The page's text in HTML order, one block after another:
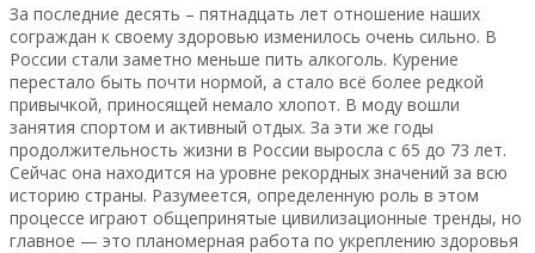
За последние десять – пятнадцать лет отношение наших
сограждан к своему здоровью изменилось очень сильно. В
России стали заметно меньше пить алкоголь. Курение
перестало быть почти нормой, а стало всё более редкой
привычкой, приносящей немало хлопот. В моду вошли
занятия спортом и активный отдых. За эти же годы
продолжительность жизни в России выросла с 65 до 73 лет.
Сейчас она находится на уровне рекордных значений за всю
историю страны. Разумеется, определенную роль в этом
процессе играют общепринятые цивилизационные тренды, но
главное — это планомерная работа по укреплению здоровья